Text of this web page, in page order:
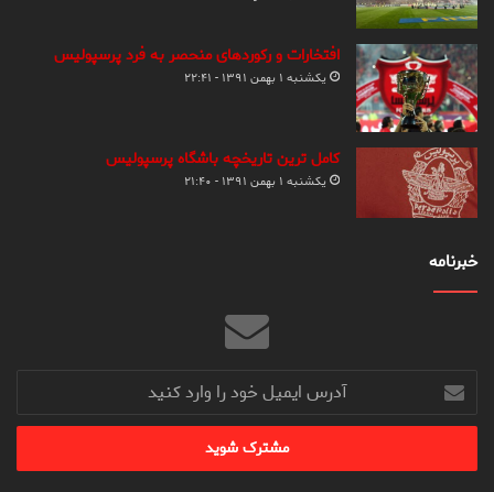
افتخارات و رکوردهای منحصر به فرد پرسپولیس
یکشنبه ۱ بهمن ۱۳۹۱ - ۲۲:۴۱
کامل ترین تاریخچه باشگاه پرسپولیس
یکشنبه ۱ بهمن ۱۳۹۱ - ۲۱:۴۰
خبرنامه
آدرس
ایمیل
خود
وارد